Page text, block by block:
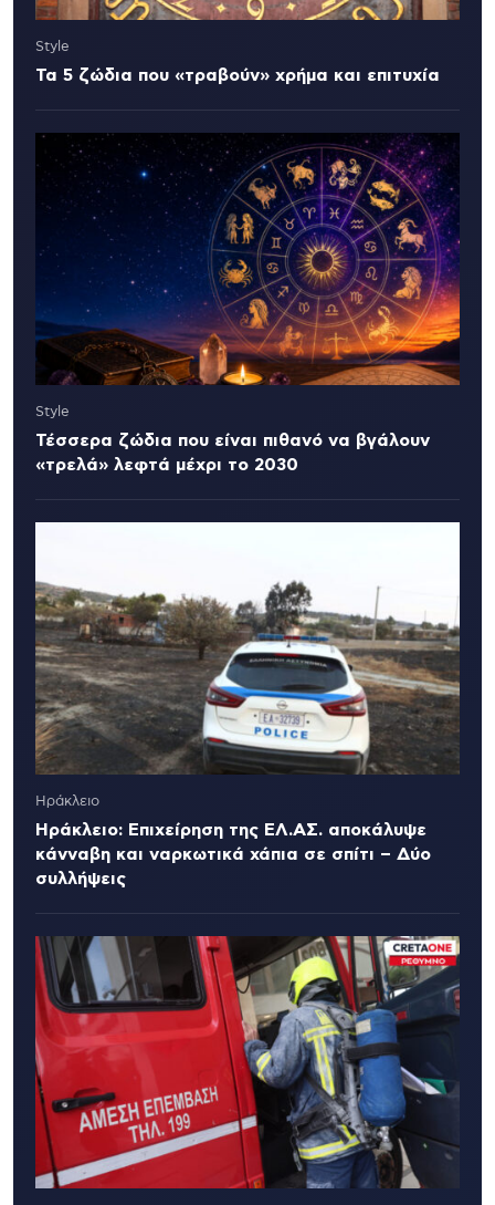
Style
Τα 5 ζώδια που «τραβούν» χρήμα και επιτυχία
Style
Τέσσερα ζώδια που είναι πιθανό να βγάλουν
«τρελά» λεφτά μέχρι το 2030
Ηράκλειο
Ηράκλειο: Επιχείρηση της ΕΛ.ΑΣ. αποκάλυψε
κάνναβη και ναρκωτικά χάπια σε σπίτι – Δύο
συλλήψεις